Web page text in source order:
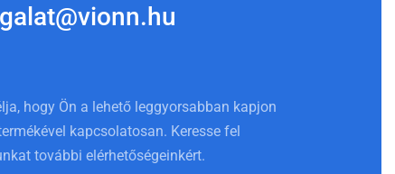
hogy Ön a lehető leggyorsabban kapjon
kapcsolatosan. Keresse fel
további elérhetőségeinkért.